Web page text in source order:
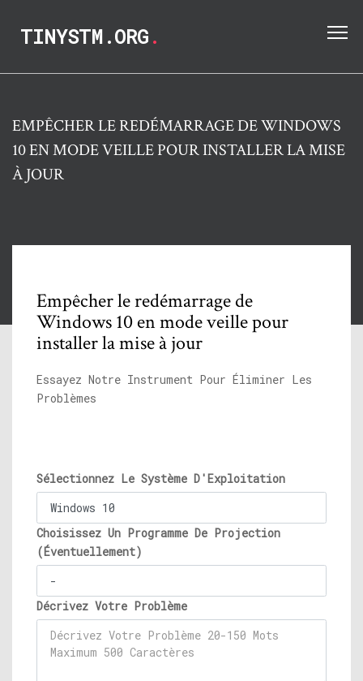
TINYSTM.ORG.
EMPÊCHER LE REDÉMARRAGE DE WINDOWS
10 EN MODE VEILLE POUR INSTALLER LA MISE
À JOUR
Empêcher le redémarrage de
Windows 10 en mode veille pour
installer la mise à jour
Essayez Notre Instrument Pour Éliminer Les
Problèmes
Sélectionnez Le Système D'Exploitation
Choisissez Un Programme De Projection
(Éventuellement)
Décrivez Votre Problème